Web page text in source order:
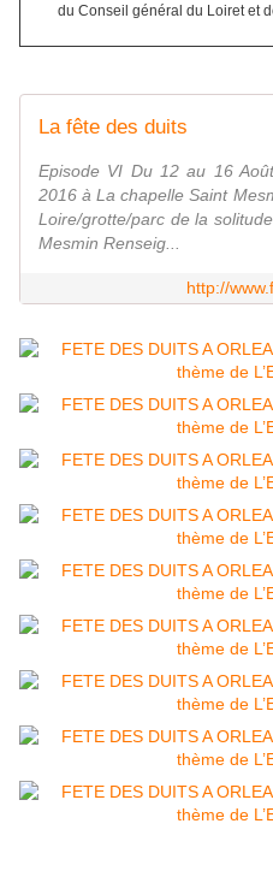
du Conseil général du Loiret et
La fête des duits
Episode VI Du 12 au 16
2016 à La chapelle Saint
Loire/grotte/parc de la
Mesmin Renseig...
http://